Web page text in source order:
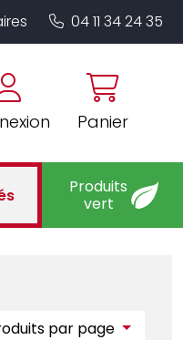
Panier
04 11 34 24 35
Produits
vert
par page